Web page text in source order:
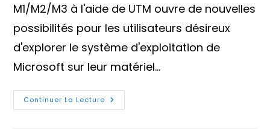
M1/M2/M3 à l'aide de UTM ouvre de nouvelles
possibilités pour les utilisateurs désireux
d'explorer le système d'exploitation de
Microsoft sur leur matériel…
Continuer La Lecture Installer
Windows